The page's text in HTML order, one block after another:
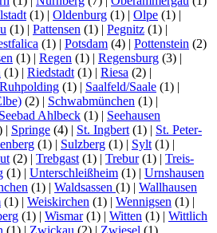
(1) | Oldenburg (1) | Olpe (1) |
(1) | Pattensen (1) | Pegnitz (1) |
(1) | Potsdam (4) | Pottenstein (2)
(1) | Regen (1) | Regensburg (3) |
(1) | Riedstadt (1) | Riesa (2) |
Ruhpolding (1) | Saalfeld/Saale (1) |
(2) | Schwabmünchen (1) |
Seebad Ahlbeck (1) | Seehausen
| Springe (4) | St. Ingbert (1) | St. Peter-
(1) | Sulzberg (1) | Sylt (1) |
(2) | Trebgast (1) | Trebur(1) | Treis-
(1) | Unterschleißheim (1) | Urnshausen
(1) | Waldsassen (1) | Wallhausen
(1) | Weiskirchen (1) | Wennigsen (1) |
(1) | Wismar(1) | Witten (1) | Wittlich
(1) | Zwickau (2) | Zwiesel (1)